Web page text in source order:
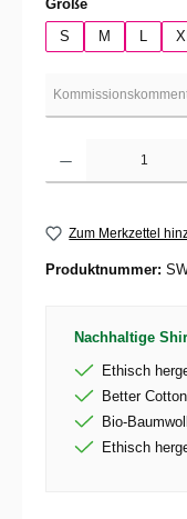
Größe
S
M XL
Zum Merkzettel
Produktnummer:
Nachhaltige
Ethisch
Better
Bio-
Ethisch